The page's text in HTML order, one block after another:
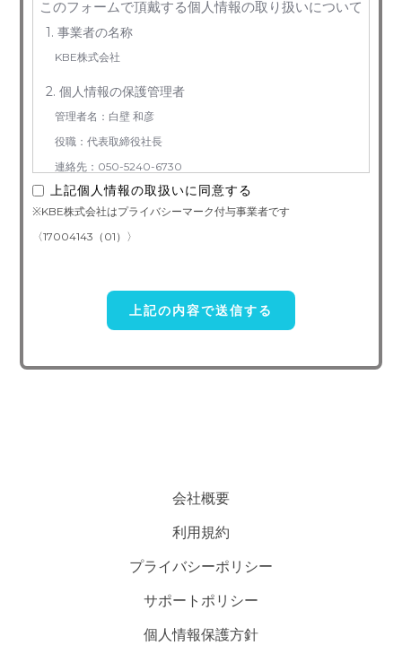
このフォームで頂戴する個人情報の取り扱いについて
1. 事業者の名称
KBE株式会社
2. 個人情報の保護管理者
管理者名：白壁 和彦
役職：代表取締役社長
連絡先：050-5240-6730
3. お預かりする個人情報の利用目的
に委託することがあります。この場合、個人情報 保護水準の高い委
託先を選定し、個人 情報の適正管理・機密保持についての契約を交
わせ窓口に申し出ることができます。その際、当社はお客様ご本人を
TEL：050-5240-6730
E-mail：contact@researchr.work
上記個人情報の取扱いに同意する
※KBE株式会社はプライバシーマーク付与事業者です
〈17004143（01）〉
会社概要
利用規約
プライバシーポリシー
サポートポリシー
個人情報保護方針